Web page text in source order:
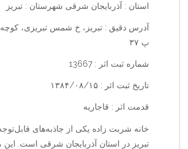
استان : آذربایجان شرقی شهرستان : تبریز
آدرس دقیق : تبریز، خ شمس تبریزی،
پ ۳۷
شماره ثبت اثر : 13667
تاریخ ثبت اثر : ۱۳۸۴/۰۸/۱۵
قدمت اثر : قاجاریه
خانه شربت زاده یکی از جاذبه‌های
تبریز در استان آذربایجان شرقی است. این